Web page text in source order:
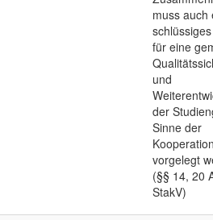
muss auch
für eine
und
der
Sinne der
vorgelegt
(§§ 14, 20
StakV)